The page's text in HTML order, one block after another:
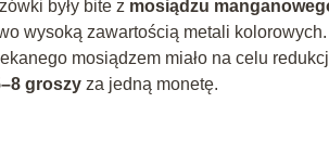
były bite z mosiądzu
wysoką zawartością metali
mosiądzem miało na celu
groszy za jedną monetę.